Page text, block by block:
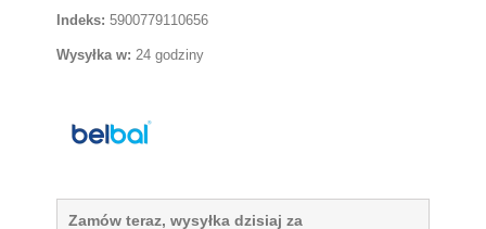
Indeks: 5900779110656
Wysyłka w: 24 godziny
Zamów teraz, wysyłka dzisiaj za